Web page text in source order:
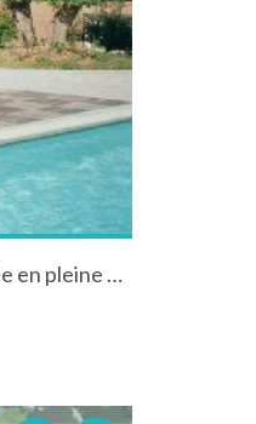
Chambres d'hôtes dans une demeure contemporaine située en pleine campagne, à 9 kms de Brive